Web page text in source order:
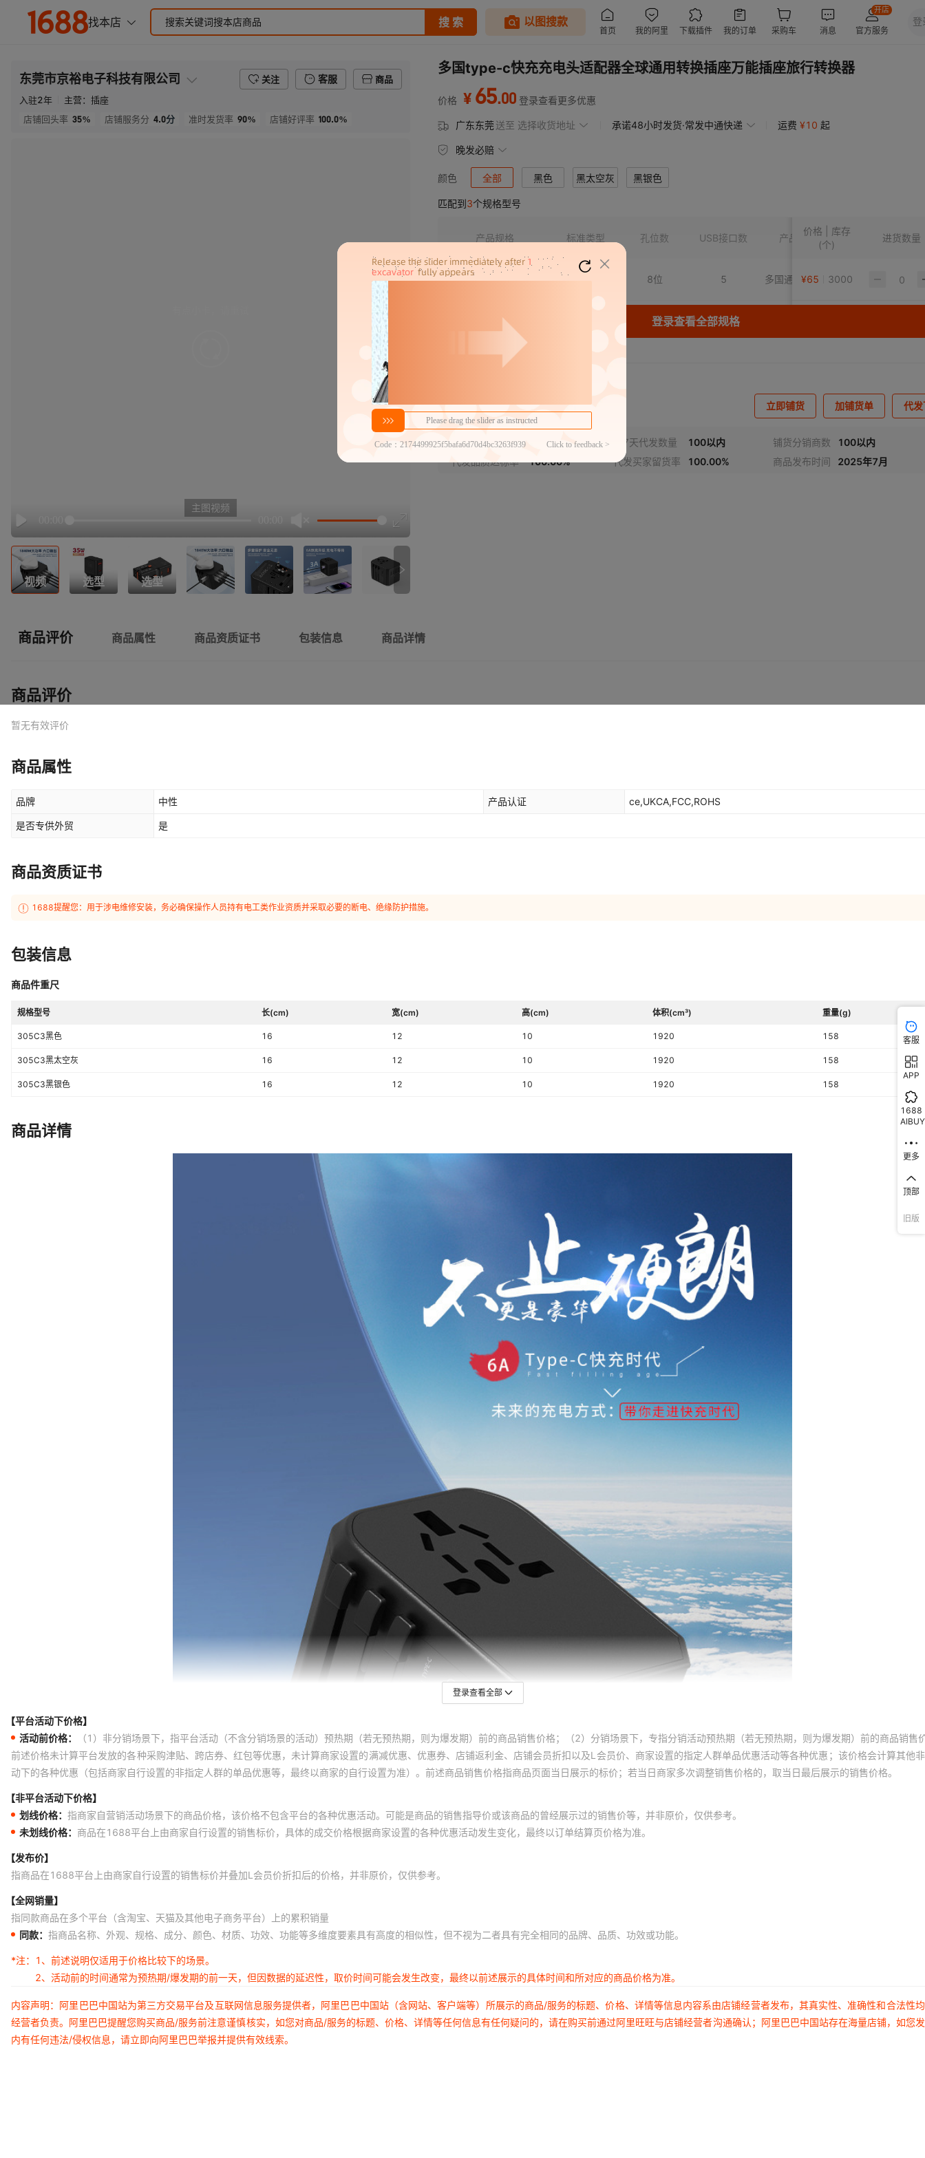
东莞市京裕电子科技有限公司 关注 客服
商品
入驻2年 主营： 插座
店铺回头率 35% 店铺服务分 4.0分 准时发货率 90% 店铺好评率 100.0%
Play
主图视频
视频 选型 选型
多国type-c快充充电头适配器全球通用转换插座万能插座旅行转换器
价格 ¥ 65.00 登录查看更多优惠
广东东莞 送至 选择收货地址 承诺48小时发货·常发中通快递 运费 ¥10 起
晚发必赔
颜色 全部 黑色 黑太空灰 黑银色
匹配到3个规格型号
产品规格 标准类型 孔位数 USB接口数 产品系列 订货号
价格 | 库存
(个)
进货数量
305C3黑色 多国转换器 8位 5 多国通用转换器
¥65 3000
305C3黑太空灰 8位 5
305C3黑银色
登录查看全部规格
≥2件￥65 官方仓退货 立即铺货 加铺货单 代
近30天代发数量 100以内 近7天代发数量 100以内 铺货分销商数
100以内
代发品质达标率
100.00% 代发买家留货率 100.00% 商品发布时间 2025年7月
商品评价 商品属性 商品资质证书 包装信息 商品详情
商品评价
暂无有效评价
商品属性
品牌 中性 产品认证 ce,UKCA,FCC,ROHS
是否专供外贸 是
商品资质证书
1688提醒您：用于涉电维修安装，务必确保操作人员持有电工类作业资质并采取必要的断电、绝缘防护措施。
包装信息
商品件重尺
规格型号 长(cm) 宽(cm) 高(cm) 体积(cm³) 重量(g)
305C3黑色 16 12 10 1920 158
305C3黑太空灰 16 12 10 1920 158
305C3黑银色 16 12 10 1920 158
商品详情
登录查看全部
【平台活动下价格】
活动前价格：
（1）非分销场景下，指平台活动（不含分销场景的活动）预热期（若无预热期，则为爆发期）前的商品销售价格；（2）分销场景下，专指分销活动预热期（若无预热期，则为爆发期）前的商品销售
前述价格未计算平台发放的各种采购津贴、跨店券、红包等优惠，未计算商家设置的满减优惠、优惠券、店铺返利金、店铺会员折扣以及L会员价、商家设置的指定人群单品优惠活动等各种优惠；该价格会计算其他
动下的各种优惠（包括商家自行设置的非指定人群的单品优惠等，最终以商家的自行设置为准）。前述商品销售价格指商品页面当日展示的标价；若当日商家多次调整销售价格的，取当日最后展示的销售价格。
【非平台活动下价格】
划线价格： 指商家自营销活动场景下的商品价格，该价格不包含平台的各种优惠活动。可能是商品的销售指导价或该商品的曾经展示过的销售价等，并非原价，仅供参考。
未划线价格： 商品在1688平台上由商家自行设置的销售标价，具体的成交价格根据商家设置的各种优惠活动发生变化，最终以订单结算页价格为准。
【发布价】
指商品在1688平台上由商家自行设置的销售标价并叠加L会员价折扣后的价格，并非原价，仅供参考。
【全网销量】
指同款商品在多个平台（含淘宝、天猫及其他电子商务平台）上的累积销量
同款： 指商品名称、外观、规格、成分、颜色、材质、功效、功能等多维度要素具有高度的相似性，但不视为二者具有完全相同的品牌、品质、功效或功能。
*注：
1、前述说明仅适用于价格比较下的场景。
2、活动前的时间通常为预热期/爆发期的前一天，但因数据的延迟性，取价时间可能会发生改变，最终以前述展示的具体时间和所对应的商品价格为准。
内容声明：阿里巴巴中国站为第三方交易平台及互联网信息服务提供者，阿里巴巴中国站（含网站、客户端等）所展示的商品/服务的标题、价格、详情等信息内容系由店铺经营者发布，其真实性、准确性和合法性
经营者负责。阿里巴巴提醒您购买商品/服务前注意谨慎核实，如您对商品/服务的标题、价格、详情等任何信息有任何疑问的，请在购买前通过阿里旺旺与店铺经营者沟通确认；阿里巴巴中国站存在海量店铺，如您
内有任何违法/侵权信息，请立即向阿里巴巴举报并提供有效线索。
客服
APP
1688
AIBUY
更多
顶部
旧版